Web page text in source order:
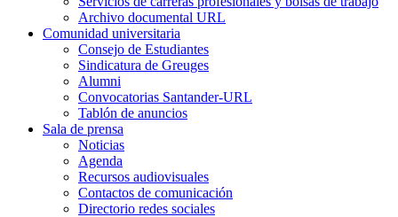
Archivo documental URL
Comunidad universitaria
Consejo de Estudiantes
Sindicatura de Greuges
Alumni
Convocatorias Santander-URL
Tablón de anuncios
Sala de prensa
Noticias
Agenda
Recursos audiovisuales
Contactos de comunicación
Directorio redes sociales